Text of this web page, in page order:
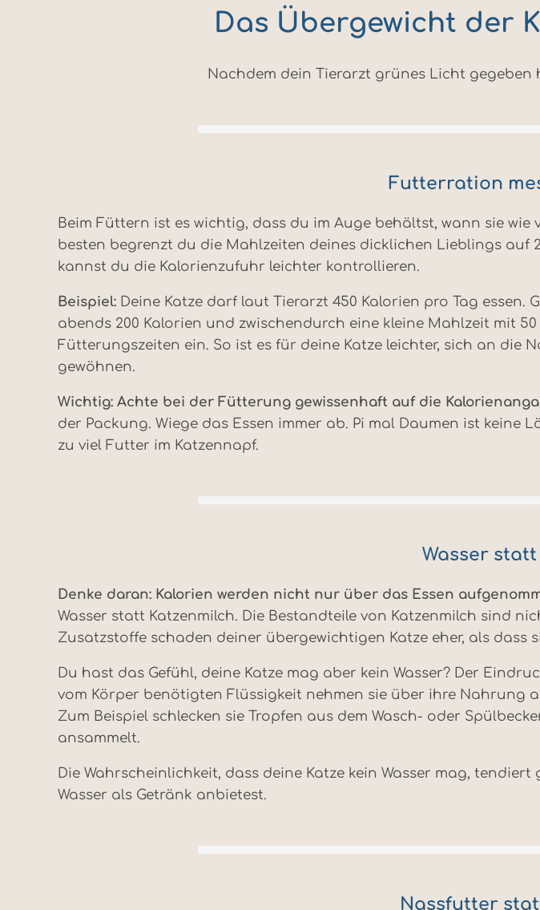
Das Übergewicht der
Nachdem dein Tierarzt grünes Licht
Futterration
Beim Füttern ist es wichtig, dass du im Auge behältst, wann sie wie
besten begrenzt du die Mahlzeiten deines dicklichen Lieblings auf
kannst du die Kalorienzufuhr leichter kontrollieren.
Beispiel: Deine Katze darf laut Tierarzt 450 Kalorien pro Tag essen.
abends 200 Kalorien und zwischendurch eine kleine Mahlzeit mit
Fütterungszeiten ein. So ist es für deine Katze leichter, sich an die
gewöhnen.
Wichtig: Achte bei der Fütterung gewissenhaft auf die
der Packung. Wiege das Essen immer ab. Pi mal Daumen ist keine
zu viel Futter im Katzennapf.
Wasser
Denke daran: Kalorien werden nicht nur über das Essen
Wasser statt Katzenmilch. Die Bestandteile von Katzenmilch sind
Zusatzstoffe schaden deiner übergewichtigen Katze eher, als dass
Du hast das Gefühl, deine Katze mag aber kein Wasser? Der
vom Körper benötigten Flüssigkeit nehmen sie über ihre Nahrung
Zum Beispiel schlecken sie Tropfen aus dem Wasch- oder
ansammelt.
Die Wahrscheinlichkeit, dass deine Katze kein Wasser mag,
Wasser als Getränk anbietest.
Nassfutter